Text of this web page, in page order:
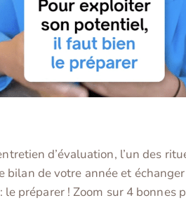
d’évaluation, l’un des
de votre année et
préparer ! Zoom sur 4 bonnes